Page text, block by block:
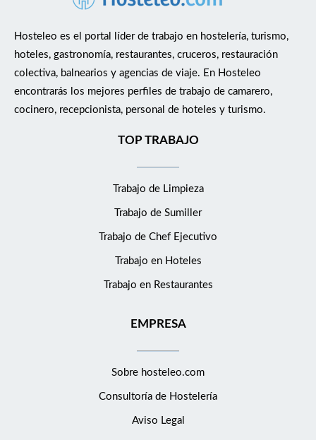
Hosteleo es el portal líder de trabajo en hostelería, turismo,
hoteles, gastronomía, restaurantes, cruceros, restauración
colectiva, balnearios y agencias de viaje. En Hosteleo
encontrarás los mejores perfiles de trabajo de camarero,
cocinero, recepcionista, personal de hoteles y turismo.
TOP TRABAJO
Trabajo de Limpieza
Trabajo de Sumiller
Trabajo de Chef Ejecutivo
Trabajo en Hoteles
Trabajo en Restaurantes
EMPRESA
Sobre hosteleo.com
Consultoría de Hostelería
Aviso Legal